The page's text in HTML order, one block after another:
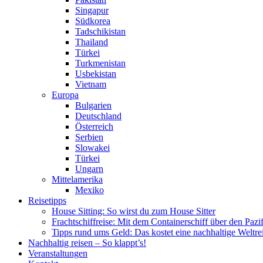
Singapur
Südkorea
Tadschikistan
Thailand
Türkei
Turkmenistan
Usbekistan
Vietnam
Europa
Bulgarien
Deutschland
Österreich
Serbien
Slowakei
Türkei
Ungarn
Mittelamerika
Mexiko
Reisetipps
House Sitting: So wirst du zum House Sitter
Frachtschiffreise: Mit dem Containerschiff über den
Tipps rund ums Geld: Das kostet eine nachhaltige
Nachhaltig reisen – So klappt’s!
Veranstaltungen